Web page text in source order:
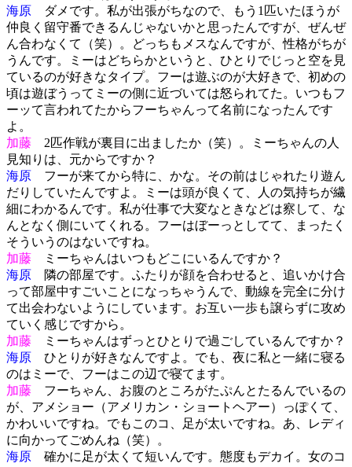
海原 ダメです。私が出張がちなので、もう1匹いたほうが
仲良く留守番できるんじゃないかと思ったんですが、ぜんぜ
ん合わなくて（笑）。どっちもメスなんですが、性格がちが
うんです。ミーはどちらかというと、ひとりでじっと空を見
ているのが好きなタイプ。フーは遊ぶのが大好きで、初めの
頃は遊ぼうってミーの側に近づいては怒られてた。いつもフ
ーッて言われてたからフーちゃんって名前になったんです
よ。
加藤 2匹作戦が裏目に出ましたか（笑）。ミーちゃんの人
見知りは、元からですか？
海原 フーが来てから特に、かな。その前はじゃれたり遊ん
だりしていたんですよ。ミーは頭が良くて、人の気持ちが繊
細にわかるんです。私が仕事で大変なときなどは察して、な
んとなく側にいてくれる。フーはぼーっとしてて、まったく
そういうのはないですね。
加藤 ミーちゃんはいつもどこにいるんですか？
海原 隣の部屋です。ふたりが顔を合わせると、追いかけ合
って部屋中すごいことになっちゃうんで、動線を完全に分け
て出会わないようにしています。お互い一歩も譲らずに攻め
ていく感じですから。
加藤 ミーちゃんはずっとひとりで過ごしているんですか？
海原 ひとりが好きなんですよ。でも、夜に私と一緒に寝る
のはミーで、フーはこの辺で寝てます。
加藤 フーちゃん、お腹のところがたぷんとたるんでいるの
が、アメショー（アメリカン・ショートヘアー）っぽくて、
かわいいですね。でもこのコ、足が太いですね。あ、レディ
に向かってごめんね（笑）。
海原 確かに足が太くて短いんです。態度もデカイ。女のコ